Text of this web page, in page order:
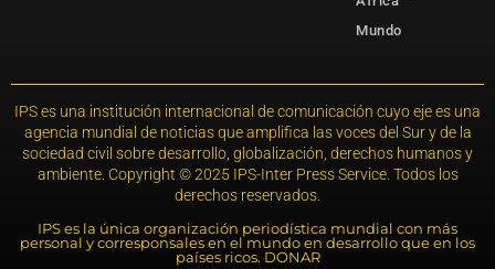
Mundo
IPS es una institución internacional de comunicación cuyo eje es una
agencia mundial de noticias que amplifica las voces del Sur y de la
sociedad civil sobre desarrollo, globalización, derechos humanos y
ambiente. Copyright © 2025 IPS-Inter Press Service. Todos los
derechos reservados.
IPS es la única organización periodística mundial con más
personal y corresponsales en el mundo en desarrollo que en los
países ricos. DONAR